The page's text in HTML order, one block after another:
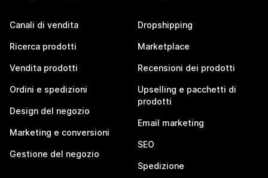
Canali di vendita
Ricerca prodotti
Vendita prodotti
Ordini e spedizioni
Design del negozio
Marketing e conversioni
Gestione del negozio
Dropshipping
Marketplace
Recensioni dei prodotti
Upselling e pacchetti di
prodotti
Email marketing
SEO
Spedizione